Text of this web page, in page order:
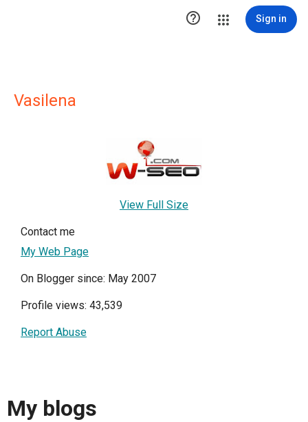
 Sign in
Vasilena
View Full Size
Contact me
My Web Page
On Blogger since: May 2007
Profile views: 43,539
Report Abuse
My blogs